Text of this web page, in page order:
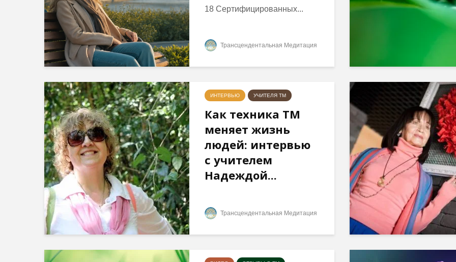
18 Сертифицированных...
Трансцендентальная Медитация
ИНТЕРВЬЮ УЧИТЕЛЯ ТМ
Как техника ТМ
меняет жизнь
людей: интервью
с учителем
Надеждой...
Трансцендентальная Медитация